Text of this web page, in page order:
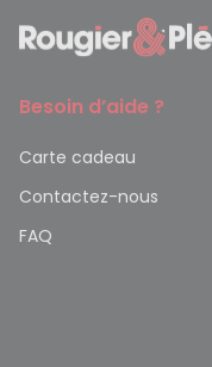
Besoin d’aide ?
Carte cadeau
Contactez-nous
FAQ